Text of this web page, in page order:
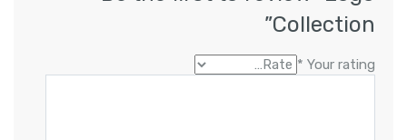
Collection”
Your rating
*